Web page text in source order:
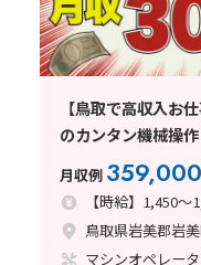
【鳥取で高収入お
のカンタン機械操
月収例 359,000
【時給】1,450～
鳥取県岩美郡岩
マシンオペレー